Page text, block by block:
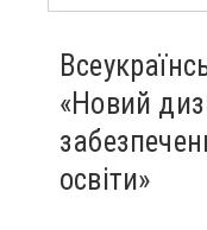
«Новий
освіти»